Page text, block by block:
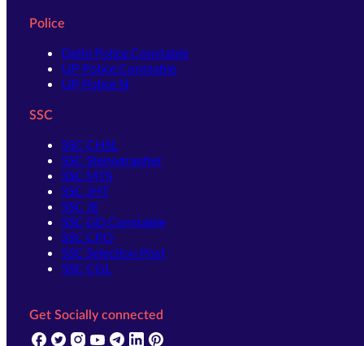
Police
Delhi Police Constable
UP Police Constable
UP Police SI
SSC
SSC CHSL
SSC Stenographer
SSC MTS
SSC JHT
SSC JE
SSC GD Constable
SSC CPO
SSC Selection Post
SSC CGL
Get Socially connected
(opens in new tab)
(opens in new tab)
(opens in new tab)
(opens in new tab)
(opens in new tab)
(opens in new tab)